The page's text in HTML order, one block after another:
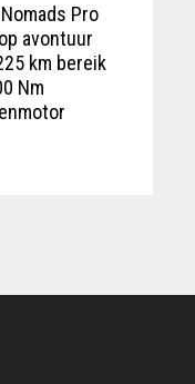
Pro
avontuur
km bereik
Nm